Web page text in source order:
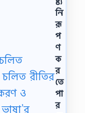
নি
রূ
প
ণ
ক
র
তে
পা
র